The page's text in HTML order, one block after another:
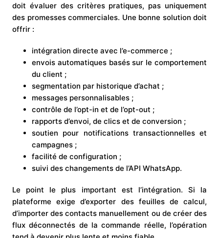
doit évaluer des critères pratiques, pas uniquement
des promesses commerciales. Une bonne solution doit
offrir :
intégration directe avec l’e-commerce ;
envois automatiques basés sur le comportement
du client ;
segmentation par historique d’achat ;
messages personnalisables ;
contrôle de l’opt-in et de l’opt-out ;
rapports d’envoi, de clics et de conversion ;
soutien pour notifications transactionnelles et
campagnes ;
facilité de configuration ;
suivi des changements de l’API WhatsApp.
Le point le plus important est l’intégration. Si la
plateforme exige d’exporter des feuilles de calcul,
d’importer des contacts manuellement ou de créer des
flux déconnectés de la commande réelle, l’opération